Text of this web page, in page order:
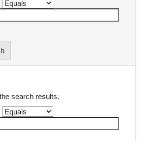
search results.